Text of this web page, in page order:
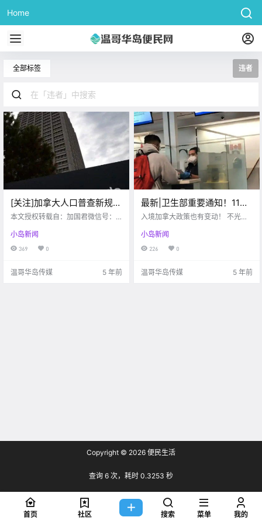
Home
全部标签 违者
[关注]加拿大人口普查新规！
留学生也要填！违者罚500
本文授权转载自：加国君微信号：s
重，但是，每5年一次的人口普查将
于5月11日举行，届时，每家每户都
加拿大国.
小岛新闻
369 0
温哥华岛传媒 5 年前
最新|卫生部重要通知！11月
21日起，入境加拿大需下载
入境加拿大政策也有变动！ 不光回
也有新的措施了！ 根据加拿大卫生
部最新通知， 从11月21日开始， 无
小岛新闻
226 0
温哥华岛传媒 5 年前
Copyright © 2026 便民生活
查询 6 次，耗时 0.3253 秒
首页 社区 搜索 菜单 我的